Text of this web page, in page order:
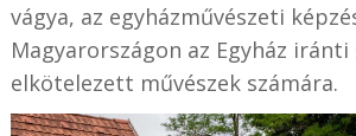
vágya, az egyházművészeti
Magyarországon az Egyház
elkötelezett művészek számára.